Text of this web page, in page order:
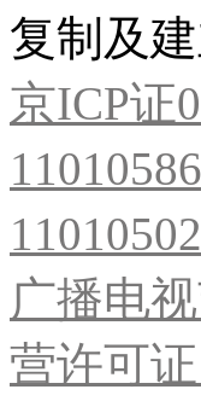
复制及
京ICP证
广播电
营许可